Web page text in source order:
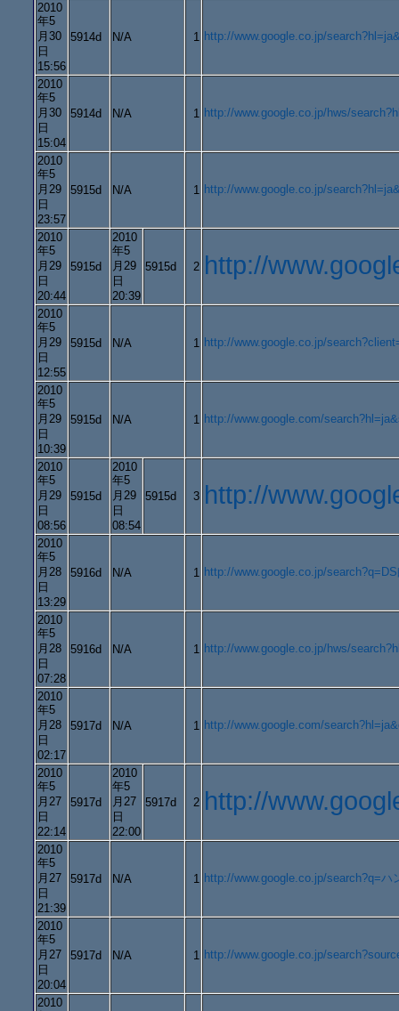
2010
年5
月30
日
15:56
5914d N/A 1 http://www.google.co.jp/
2010
年5
月30
日
15:04
5914d N/A 1 http://www.google.co.jp/hws/
2010
年5
月29
日
23:57
5915d N/A 1 http://www.google.co.jp/
2010
年5
月29
日
20:44
5915d
2010
年5
月29
日
20:39
5915d 2 http://
2010
年5
月29
日
12:55
5915d N/A 1 http://www.google.co.jp/
2010
年5
月29
日
10:39
5915d N/A 1 http://www.google.com/
2010
年5
月29
日
08:56
5915d
2010
年5
月29
日
08:54
5915d 3 http://
2010
年5
月28
日
13:29
5916d N/A 1 http://www.google.co.jp/
2010
年5
月28
日
07:28
5916d N/A 1 http://www.google.co.jp/hws/
2010
年5
月28
日
02:17
5917d N/A 1 http://www.google.com/
2010
年5
月27
日
22:14
5917d
2010
年5
月27
日
22:00
5917d 2 http://
2010
年5
月27
日
21:39
5917d N/A 1 http://www.google.co.jp/search?q=
2010
年5
月27
日
20:04
5917d N/A 1 http://www.google.co.jp/
2010